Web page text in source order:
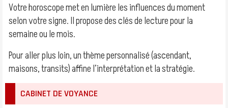
Votre horoscope met en lumière les influences du moment
selon votre signe. Il propose des clés de lecture pour la
semaine ou le mois.
Pour aller plus loin, un thème personnalisé (ascendant,
maisons, transits) affine l’interprétation et la stratégie.
CABINET DE VOYANCE